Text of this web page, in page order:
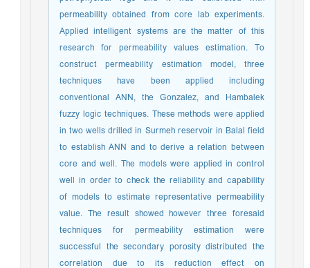
permeability obtained from core lab experiments.
Applied intelligent systems are the matter of this
research for permeability values estimation. To
construct permeability estimation model, three
techniques have been applied including
conventional ANN, the Gonzalez, and Hambalek
fuzzy logic techniques. These methods were applied
in two wells drilled in Surmeh reservoir in Balal field
to establish ANN and to derive a relation between
core and well. The models were applied in control
well in order to check the reliability and capability
of models to estimate representative permeability
value. The result showed however three foresaid
techniques for permeability estimation were
successful the secondary porosity distributed the
correlation due to its reduction effect on